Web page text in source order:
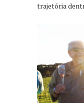
trajetória